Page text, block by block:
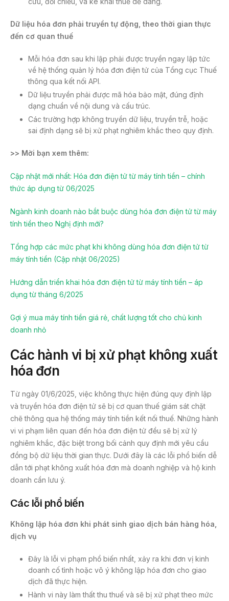
Dữ liệu hóa đơn phải truyền tự động, theo thời gian thực
đến cơ quan thuế
Mỗi hóa đơn sau khi lập phải được truyền ngay lập tức
về hệ thống quản lý hóa đơn điện tử của Tổng cục Thuế
thông qua kết nối API.
Dữ liệu truyền phải được mã hóa bảo mật, đúng định
dạng chuẩn về nội dung và cấu trúc.
Các trường hợp không truyền dữ liệu, truyền trễ, hoặc
sai định dạng sẽ bị xử phạt nghiêm khắc theo quy định.
>> Mời bạn xem thêm:
Cập nhật mới nhất: Hóa đơn điện tử từ máy tính tiền – chính
thức áp dụng từ 06/2025
Ngành kinh doanh nào bắt buộc dùng hóa đơn điện tử từ máy
tính tiền theo Nghị định mới?
Tổng hợp các mức phạt khi không dùng hóa đơn điện tử từ
máy tính tiền (Cập nhật 06/2025)
Hướng dẫn triển khai hóa đơn điện tử từ máy tính tiền – áp
dụng từ tháng 6/2025
Gợi ý mua máy tính tiền giá rẻ, chất lượng tốt cho chủ kinh
doanh nhỏ
Các hành vi bị xử phạt không xuất
hóa đơn
Từ ngày 01/6/2025, việc không thực hiện đúng quy định lập
và truyền hóa đơn điện tử sẽ bị cơ quan thuế giám sát chặt
chẽ thông qua hệ thống máy tính tiền kết nối thuế. Những hành
vi vi phạm liên quan đến hóa đơn điện tử đều sẽ bị xử lý
nghiêm khắc, đặc biệt trong bối cảnh quy định mới yêu cầu
đồng bộ dữ liệu thời gian thực. Dưới đây là các lỗi phổ biến dễ
dẫn tới phạt không xuất hóa đơn mà doanh nghiệp và hộ kinh
doanh cần lưu ý.
Các lỗi phổ biến
Không lập hóa đơn khi phát sinh giao dịch bán hàng hóa,
dịch vụ
Đây là lỗi vi phạm phổ biến nhất, xảy ra khi đơn vị kinh
doanh cố tình hoặc vô ý không lập hóa đơn cho giao
dịch đã thực hiện.
Hành vi này làm thất thu thuế và sẽ bị xử phạt theo mức